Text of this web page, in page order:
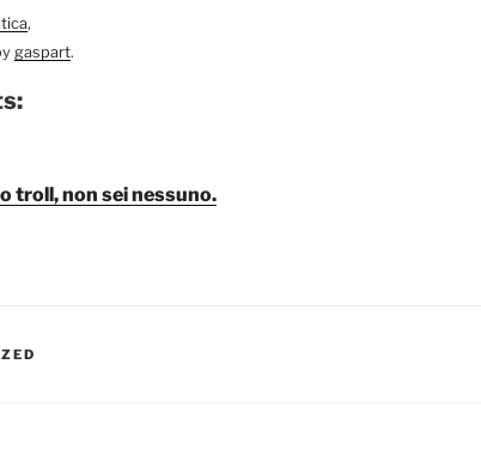
,
gaspart.
troll, non sei nessuno.